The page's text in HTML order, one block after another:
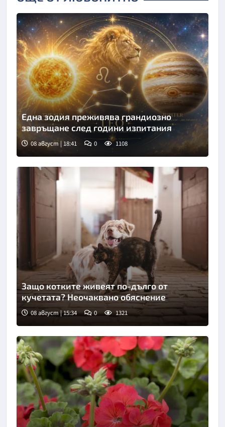
Една зодия преживява грандиозно
завръщане след години изпитания
08 август | 18:41 0 1108
Снимка: Пиксабей
Защо котките живеят по-дълго от
кучетата? Неочаквано обяснение
08 август | 15:34 0 1321